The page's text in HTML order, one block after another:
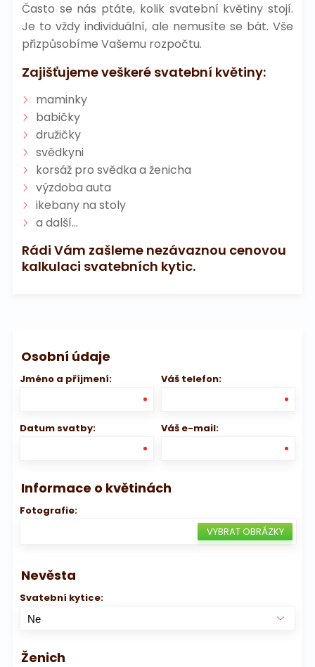
Často se nás ptáte, kolik svatební květiny stojí.
Je to vždy individuální, ale nemusíte se bát. Vše
přizpůsobíme Vašemu rozpočtu.
Zajišťujeme veškeré svatební květiny:
maminky
babičky
družičky
svědkyni
korsáž pro svědka a ženicha
výzdoba auta
ikebany na stoly
a další...
Rádi Vám zašleme nezávaznou cenovou
kalkulaci svatebních kytic.
Osobní údaje
Jméno a příjmení:
Datum svatby:
Váš telefon:
Váš e-mail:
Informace o květinách
Fotografie:
Nevěsta
Svatební kytice:
Ženich